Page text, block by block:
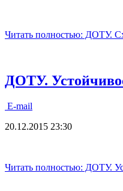
Читать полностью: ДОТУ.
ДОТУ.
E-mail
20.12.2015 23:30
Читать полностью: ДОТУ.